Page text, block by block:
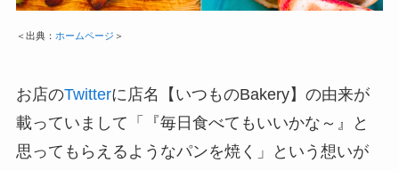
＜出典： ホームページ ＞
お店のTwitterに店名【 いつものBakery】の由来が
載っていまして「『毎日食べてもいいかな～』と
思ってもらえるようなパンを焼く」という想いが